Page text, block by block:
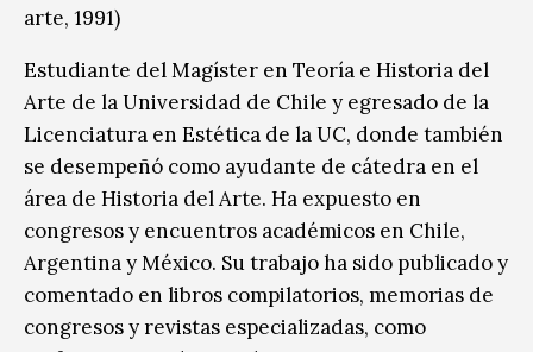
arte, 1991)
Estudiante del Magíster en Teoría e Historia del
Arte de la Universidad de Chile y egresado de la
Licenciatura en Estética de la UC, donde también
se desempeñó como ayudante de cátedra en el
área de Historia del Arte. Ha expuesto en
congresos y encuentros académicos en Chile,
Argentina y México. Su trabajo ha sido publicado y
comentado en libros compilatorios, memorias de
congresos y revistas especializadas, como